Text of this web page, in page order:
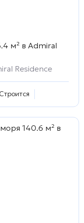
м² в Admiral
Residence
Строится